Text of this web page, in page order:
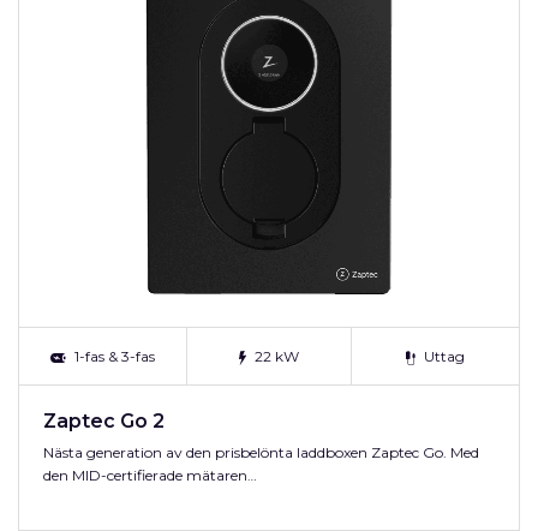
1-fas & 3-fas 22 kW Uttag
Zaptec Go 2
Nästa generation av den prisbelönta laddboxen Zaptec Go. Med
den MID-certifierade mätaren…